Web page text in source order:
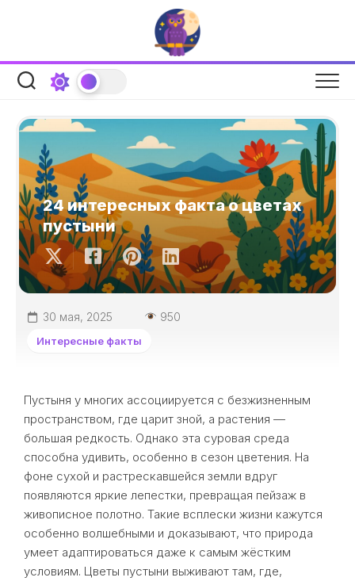
24 интересных факта о цветах
пустыни
30 мая, 2025 950
Интересные факты
Пустыня у многих ассоциируется с безжизненным
пространством, где царит зной, а растения —
большая редкость. Однако эта суровая среда
способна удивить, особенно в сезон цветения. На
фоне сухой и растрескавшейся земли вдруг
появляются яркие лепестки, превращая пейзаж в
живописное полотно. Такие всплески жизни кажутся
особенно волшебными и доказывают, что природа
умеет адаптироваться даже к самым жёстким
условиям. Цветы пустыни выживают там, где,